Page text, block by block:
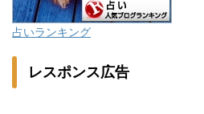
占いランキング
レスポンス広告